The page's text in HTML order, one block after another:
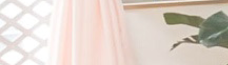
採用希望の方へ
交通アクセス